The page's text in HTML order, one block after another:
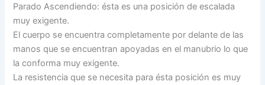
Parado Ascendiendo: ésta es una posición de escalada
muy exigente.
El cuerpo se encuentra completamente por delante de las
manos que se encuentran apoyadas en el manubrio lo que
la conforma muy exigente.
La resistencia que se necesita para ésta posición es muy